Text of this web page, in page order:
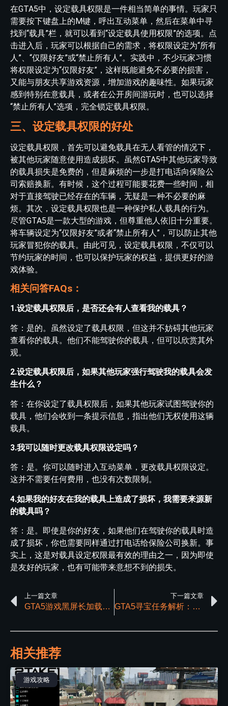
在GTA5中，设定载具权限是一件相当简单的事情。玩家只
需要按下键盘上的M键，呼出互动菜单，然后在菜单中寻
找到“载具”栏，就可以看到“设定载具使用权限”的选项。点
击进入后，玩家可以根据自己的需求，将权限设定为“所有
人”、“仅限好友”或“禁止所有人”。实践中，不少玩家习惯
将权限设定为“仅限好友”，这样既能避免不必要的损害，
又能与朋友共享游戏资源，增加游戏的趣味性。如果玩家
感到特别在意载具，或者在公开房间游玩时，也可以选择
“禁止所有人”选项，完全锁定载具权限。
三、设定载具权限的好处
设定载具权限，首先可以避免载具在无人看管的情况下，
被其他玩家随意使用造成损坏。虽然GTA5中其他玩家导致
的载具损失是免费的，但是麻烦的一步是打电话向保险公
司索赔换新。有时候，这个过程可能要花费一些时间，相
对于直接驾驶已经存在的车辆，无疑是一种不必要的麻
烦。其次，设定载具权限也是一种保护私人载具的行为。
尽管GTA5是一款大型的游戏，但尊重他人依旧十分重要。
将车辆设定为“仅限好友”或者“禁止所有人”，可以防止其他
玩家冒犯你的载具。由此可见，设定载具权限，不仅可以
节约玩家的时间，也可以保护玩家的权益，提供更好的游
戏体验。
相关问答FAQs：
1.设定载具权限后，是否还会有人查看我的载具？
答：是的。虽然设定了载具权限，但这并不妨碍其他玩家
查看你的载具。他们不能驾驶你的载具，但可以欣赏其外
观。
2.设定载具权限后，如果其他玩家强行驾驶我的载具会发
生什么？
答：在你设定了载具权限后，如果其他玩家试图驾驶你的
载具，他们会收到一条提示信息，指出他们无权使用这辆
载具。
3.我可以随时更改载具权限设定吗？
答：是。你可以随时进入互动菜单，更改载具权限设定。
这并不需要任何费用，也没有次数限制。
4.如果我的好友在我的载具上造成了损坏，我需要来源新
的载具吗？
答：是。即使是你的好友，如果他们在驾驶你的载具时造
成了损坏，你也需要同样通过打电话给保险公司换新。事
实上，这是对载具设定权限最有效的理由之一，因为即使
是友好的玩家，也有可能带来意想不到的损失。
上一篇文章
GTA5游戏黑屏长加载问题的症源与解决技巧
下一篇文章
GTA5寻宝任务解析：获得黄金左轮手枪
相关推荐
游戏攻略